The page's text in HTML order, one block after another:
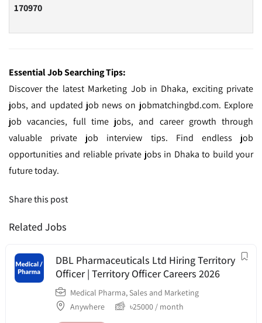
170970
Essential Job Searching Tips:
Discover the latest Marketing Job in Dhaka, exciting private
jobs, and updated job news on jobmatchingbd.com. Explore
job vacancies, full time jobs, and career growth through
valuable private job interview tips. Find endless job
opportunities and reliable private jobs in Dhaka to build your
future today.
Share this post
Related Jobs
DBL Pharmaceuticals Ltd Hiring Territory
Officer | Territory Officer Careers 2026
Medical Pharma, Sales and Marketing
Anywhere
৳25000 / month